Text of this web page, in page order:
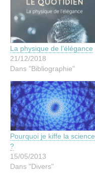
La physique de l’élégance
21/12/2018
Dans "Bibliographie"
Pourquoi je kiffe la science
?
15/05/2013
Dans "Divers"